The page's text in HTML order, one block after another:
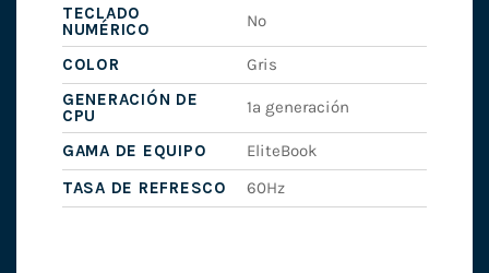
TECLADO
NUMÉRICO
No
COLOR
Gris
GENERACIÓN DE
CPU
1ª generación
GAMA DE EQUIPO
EliteBook
TASA DE REFRESCO
60Hz